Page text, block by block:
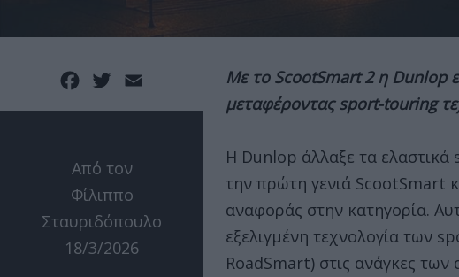
Facebook
Twitter
Από τον
Φίλιππο
Σταυριδόπουλο
18/3/2026
Με το ScootSmart 2 η Dunlop
μεταφέροντας sport-touring
Η Dunlop άλλαξε τα
την πρώτη γενιά ScootSmart
αναφοράς στην κατηγορία.
εξελιγμένη τεχνολογία των
RoadSmart) στις ανάγκες